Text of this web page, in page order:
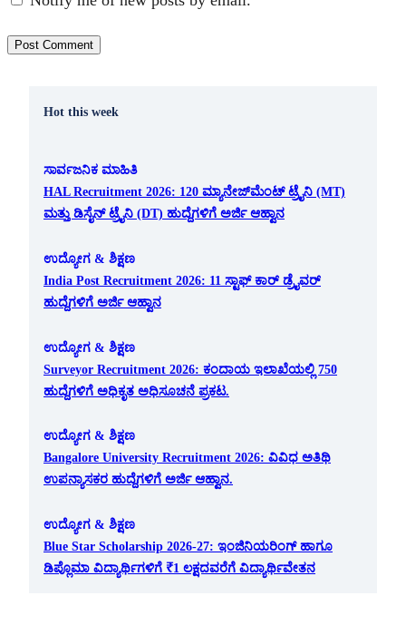
Hot this week
ಸಾರ್ವಜನಿಕ ಮಾಹಿತಿ
HAL Recruitment 2026: 120 ಮ್ಯಾನೇಜ್‌ಮೆಂಟ್ ಟ್ರೈನಿ (MT)
ಮತ್ತು ಡಿಸೈನ್ ಟ್ರೈನಿ (DT) ಹುದ್ದೆಗಳಿಗೆ ಅರ್ಜಿ ಆಹ್ವಾನ
ಉದ್ಯೋಗ & ಶಿಕ್ಷಣ
India Post Recruitment 2026: 11 ಸ್ಟಾಫ್ ಕಾರ್ ಡ್ರೈವರ್
ಹುದ್ದೆಗಳಿಗೆ ಅರ್ಜಿ ಆಹ್ವಾನ
ಉದ್ಯೋಗ & ಶಿಕ್ಷಣ
Surveyor Recruitment 2026: ಕಂದಾಯ ಇಲಾಖೆಯಲ್ಲಿ 750
ಹುದ್ದೆಗಳಿಗೆ ಅಧಿಕೃತ ಅಧಿಸೂಚನೆ ಪ್ರಕಟ.
ಉದ್ಯೋಗ & ಶಿಕ್ಷಣ
Bangalore University Recruitment 2026: ವಿವಿಧ ಅತಿಥಿ
ಉಪನ್ಯಾಸಕರ ಹುದ್ದೆಗಳಿಗೆ ಅರ್ಜಿ ಆಹ್ವಾನ.
ಉದ್ಯೋಗ & ಶಿಕ್ಷಣ
Blue Star Scholarship 2026-27: ಇಂಜಿನಿಯರಿಂಗ್ ಹಾಗೂ
ಡಿಪ್ಲೊಮಾ ವಿದ್ಯಾರ್ಥಿಗಳಿಗೆ ₹1 ಲಕ್ಷದವರೆಗೆ ವಿದ್ಯಾರ್ಥಿವೇತನ